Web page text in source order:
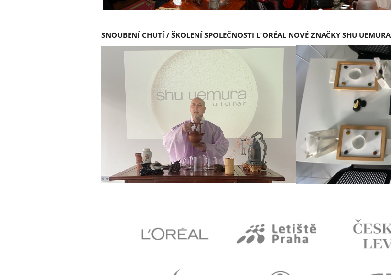
SNOUBENÍ CHUTÍ / ŠKOLENÍ SPOLEČNOSTI L´ORÉAL NOVÉ ZNAČKY SHU UEMURA